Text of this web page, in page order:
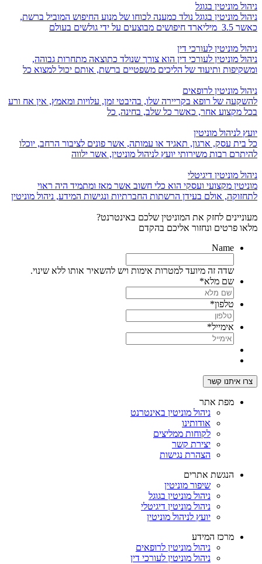
ניהול מוניטין בגוגל
ניהול מוניטין בגוגל נולד כמענה לכוחו של מנוע החיפוש המוביל ברשת,
כאשר 3.5 מיליארד חיפושים מבוצעים על ידי גולשים בעולם
ניהול מוניטין לעורכי דין
ניהול מוניטין לעורכי דין הוא צורך שנולד כתוצאה מתחרות גבוהה,
ומשקיפות ותיעוד של הליכים משפטיים ברשת, אותם יכול למצוא כל
ניהול מוניטין לרופאים
להשקעה של רופא בקריירה שלו, בהיבטי זמן, עלויות ומאמץ, אין אח ורע
בכל מקצוע אחר, כאשר כל שלב, בחינה, כל
יועץ לניהול מוניטין
כל בית עסק, ארגון, תאגיד או עמותה, אשר פונים לציבור הרחב, יוכלו
להיתרם רבות משירותי יועץ לניהול מוניטין, אשר ילווה
ניהול מוניטין דיגיטלי
מוניטין מקצועי ועסקי הוא כלי חשוב אשר מאז ומתמיד היה ראוי
לתחזוקה, אולם בעידן הרשתות החברתיות ונגישות המידע, ניהול מוניטין
מעוניינים לחזק את המוניטין שלכם באינטרנט?
מלאו פרטים ונחזור אליכם בהקדם
Name
שדה זה מיועד למטרות אימות ויש להשאיר אותו ללא שינוי.
שם מלא*
טלפון*
אימייל*
מפת אתר
ניהול מוניטין באינטרנט
אודותינו
לקוחות ממליצים
יצירת קשר
הצהרת נגישות
הנגשת אתרים
שיפור מוניטין
ניהול מוניטין בגוגל
ניהול מוניטין דיגיטלי
יועץ לניהול מוניטין
מרכז המידע
ניהול מוניטין לרופאים
ניהול מוניטין לעורכי דין